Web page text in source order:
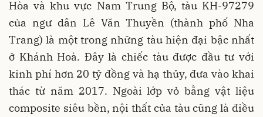
Hòa và khu vực Nam Trung Bộ, tàu KH-97279
của ngư dân Lê Văn Thuyền (thành phố Nha
Trang) là một trong những tàu hiện đại bậc nhất
ở Khánh Hoà. Đây là chiếc tàu được đầu tư với
kinh phí hơn 20 tỷ đồng và hạ thủy, đưa vào khai
thác từ năm 2017. Ngoài lớp vỏ bằng vật liệu
composite siêu bền, nội thất của tàu cũng là điều